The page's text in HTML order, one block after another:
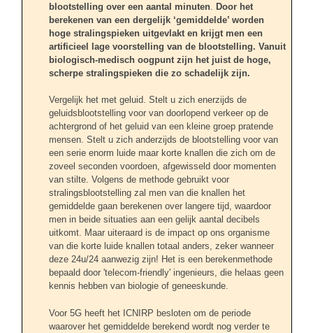
blootstelling over een aantal minuten. Door het
berekenen van een dergelijk ‘gemiddelde’ worden
hoge stralingspieken uitgevlakt en krijgt men een
artificieel lage voorstelling van de blootstelling. Vanuit
biologisch-medisch oogpunt zijn het juist de hoge,
scherpe stralingspieken die zo schadelijk zijn.
Vergelijk het met geluid. Stelt u zich enerzijds de
geluidsblootstelling voor van doorlopend verkeer op de
achtergrond of het geluid van een kleine groep pratende
mensen. Stelt u zich anderzijds de blootstelling voor van
een serie enorm luide maar korte knallen die zich om de
zoveel seconden voordoen, afgewisseld door momenten
van stilte. Volgens de methode gebruikt voor
stralingsblootstelling zal men van die knallen het
gemiddelde gaan berekenen over langere tijd, waardoor
men in beide situaties aan een gelijk aantal decibels
uitkomt. Maar uiteraard is de impact op ons organisme
van die korte luide knallen totaal anders, zeker wanneer
deze 24u/24 aanwezig zijn! Het is een berekenmethode
bepaald door 'telecom-friendly' ingenieurs, die helaas geen
kennis hebben van biologie of geneeskunde.
Voor 5G heeft het ICNIRP besloten om de periode
waarover het gemiddelde berekend wordt nog verder te